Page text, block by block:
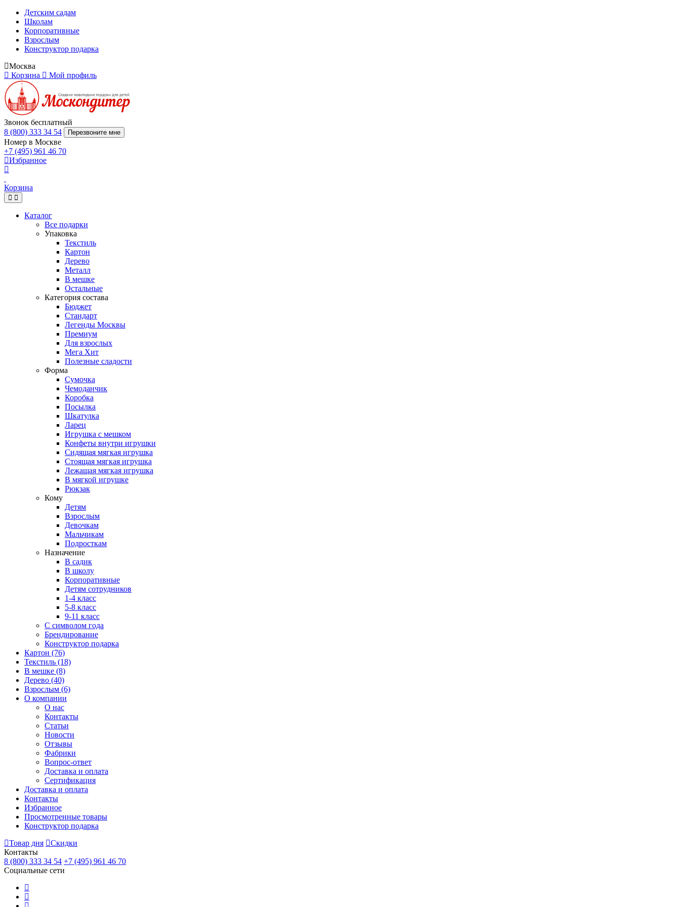
Детским садам
Школам
Корпоративные
Взрослым
Конструктор подарка
Москва
Корзина
Мой профиль
Звонок бесплатный
8 (800) 333 34 54
Перезвоните мне
Номер в Москве
+7 (495) 961 46 70
Избранное
Корзина
Каталог
Все подарки
Упаковка
Текстиль
Картон
Дерево
Металл
В мешке
Остальные
Категория состава
Бюджет
Стандарт
Легенды Москвы
Премиум
Для взрослых
Мега Хит
Полезные сладости
Форма
Сумочка
Чемоданчик
Коробка
Посылка
Шкатулка
Ларец
Игрушка с мешком
Конфеты внутри игрушки
Сидящая мягкая игрушка
Стоящая мягкая игрушка
Лежащая мягкая игрушка
В мягкой игрушке
Рюкзак
Кому
Детям
Взрослым
Девочкам
Мальчикам
Подросткам
Назначение
В садик
В школу
Корпоративные
Детям сотрудников
1-4 класс
5-8 класс
9-11 класс
С символом года
Брендирование
Конструктор подарка
Картон (76)
Текстиль (18)
В мешке (8)
Дерево (40)
Взрослым (6)
О компании
О нас
Контакты
Статьи
Новости
Отзывы
Фабрики
Вопрос-ответ
Доставка и оплата
Сертификация
Доставка и оплата
Контакты
Избранное
Просмотренные товары
Конструктор подарка
Товар дня
Скидки
Контакты
8 (800) 333 34 54 +7 (495) 961 46 70
Социальные сети